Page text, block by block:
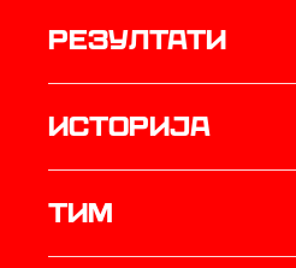
резултати
историја
ТИМ